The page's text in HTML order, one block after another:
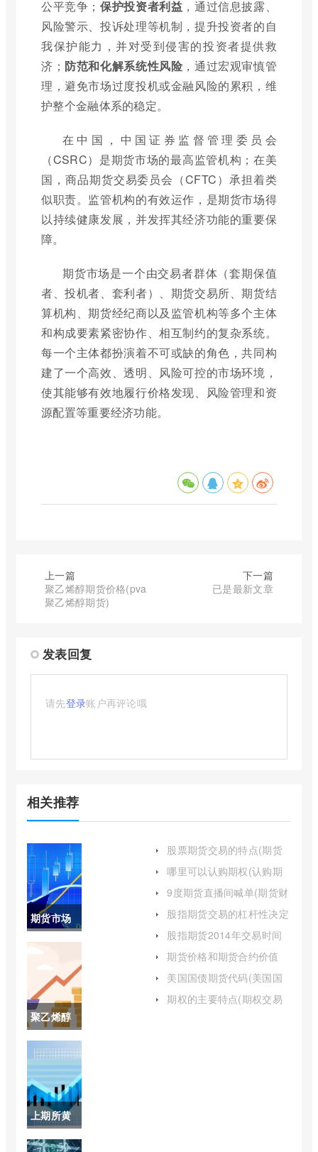
公平竞争； 保护投资者利益 ，通过信息披露、
风险警示、投诉处理等机制，提升投资者的自
我保护能力，并对受到侵害的投资者提供救
济； 防范和化解系统性风险，通过宏观审慎管
理，避免市场过度投机或金融风险的累积，维
护整个金融体系的稳定。
在中国，中国证券监督管理委员会
（CSRC）是期货市场的最高监管机构；在美
国，商品期货交易委员会（CFTC）承担着类
似职责。监管机构的有效运作，是期货市场得
以持续健康发展，并发挥其经济功能的重要保
障。
期货市场是一个由交易者群体（套期保值
者、投机者、套利者）、期货交易所、期货结
算机构、期货经纪商以及监管机构等多个主体
和构成要素紧密协作、相互制约的复杂系统。
每一个主体都扮演着不可或缺的角色，共同构
建了一个高效、透明、风险可控的市场环境，
使其能够有效地履行价格发现、风险管理和资
源配置等重要经济功能。
上一篇
聚乙烯醇期货价格(pva
聚乙烯醇期货)
下一篇
已是最新文章
发表回复
请先登录账户再评论哦
相关推荐
期货市场
的主体包
括哪些(期
货市场的
构成要素)
聚乙烯醇
期货价格
(pva聚乙
烯醇期货)
上期所黄
金
股票期货交易的特点(期货
交易及其特点)
哪里可以认购期权(认购期
权能卖空吗)
9度期货直播间喊单(期货财
经直播间老师喊单)
股指期货交易的杠杆性决定
了(股指期货杠杆要利息吗)
股指期货2014年交易时间
(股指期货最新交易时间表)
期货价格和期货合约价值
(期货合约与期货交易)
美国国债期货代码(美国国
债期货今日价格为10112)
期权的主要特点(期权交易